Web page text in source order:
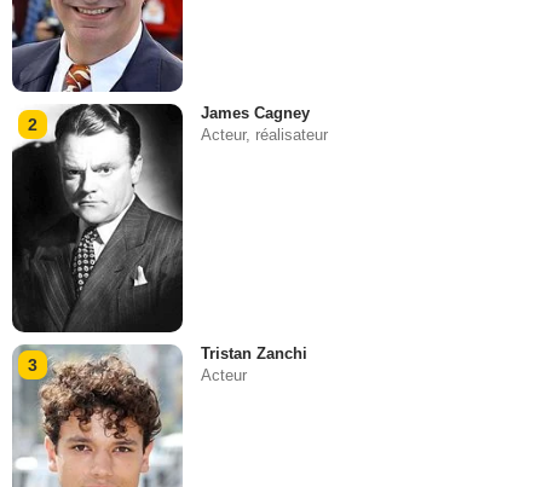
2
James Cagney
Acteur, réalisateur
3
Tristan Zanchi
Acteur